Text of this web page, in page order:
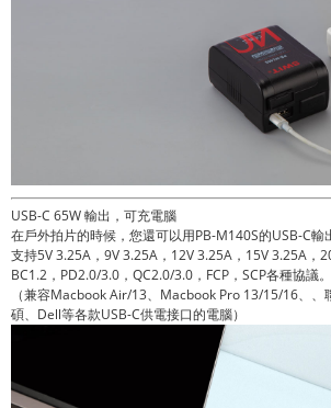
USB-C 65W 輸出，可充電腦
在戶外拍片的時候，您還可以用PB-M140S的USB-C輸
支持5V 3.25A，9V 3.25A，12V 3.25A，15V 3.25A，
BC1.2，PD2.0/3.0，QC2.0/3.0，FCP，SCP各種協議。
（兼容Macbook Air/13、Macbook Pro 13/15/16、、
碩、Dell等各款USB-C供電接口的電腦）